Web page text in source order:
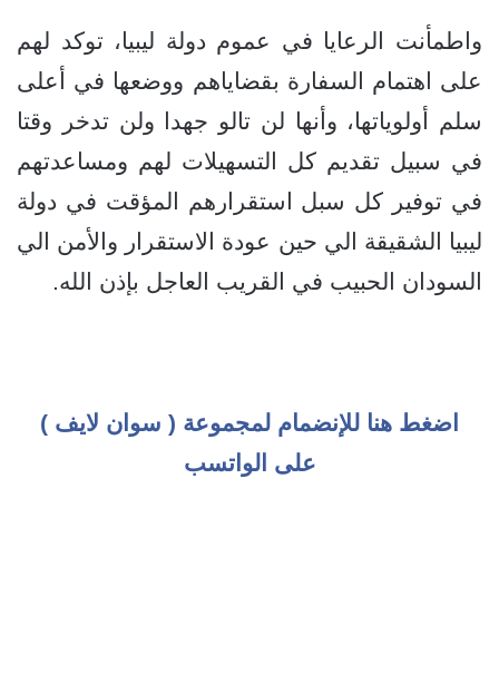
واطمأنت الرعايا في عموم دولة ليبيا، توكد لهم
على اهتمام السفارة بقضاياهم ووضعها في أعلى
سلم أولوياتها، وأنها لن تالو جهدا ولن تدخر وقتا
في سبيل تقديم كل التسهيلات لهم ومساعدتهم
في توفير كل سبل استقرارهم المؤقت في دولة
ليبيا الشقيقة الي حين عودة الاستقرار والأمن الي
السودان الحبيب في القريب العاجل بإذن الله.
اضغط هنا للإنضمام لمجموعة ( سوان لايف )
على الواتسب